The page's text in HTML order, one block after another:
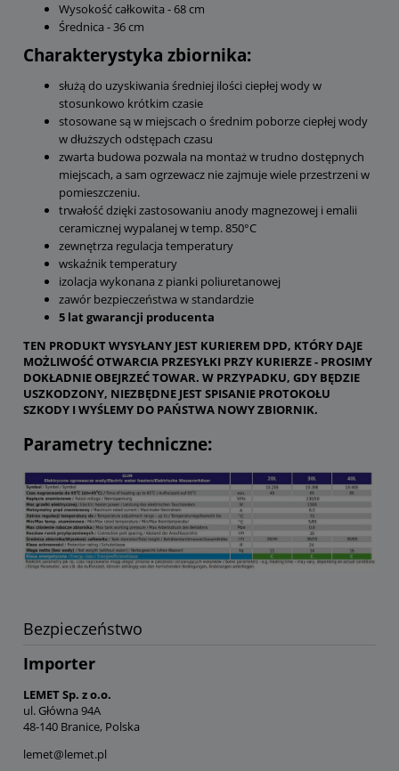
Wysokość całkowita - 68 cm
Średnica - 36 cm
Charakterystyka zbiornika:
służą do uzyskiwania średniej ilości ciepłej wody w
stosunkowo krótkim czasie
stosowane są w miejscach o średnim poborze ciepłej wody
w dłuższych odstępach czasu
zwarta budowa pozwala na montaż w trudno dostępnych
miejscach, a sam ogrzewacz nie zajmuje wiele przestrzeni w
pomieszczeniu.
trwałość dzięki zastosowaniu anody magnezowej i emalii
ceramicznej wypalanej w temp. 850°C
zewnętrza regulacja temperatury
wskaźnik temperatury
izolacja wykonana z pianki poliuretanowej
zawór bezpieczeństwa w standardzie
5 lat gwarancji producenta
TEN PRODUKT WYSYŁANY JEST KURIEREM DPD, KTÓRY DAJE
MOŻLIWOŚĆ OTWARCIA PRZESYŁKI PRZY KURIERZE - PROSIMY
DOKŁADNIE OBEJRZEĆ TOWAR. W PRZYPADKU, GDY BĘDZIE
USZKODZONY, NIEZBĘDNE JEST SPISANIE PROTOKOŁU
SZKODY I WYŚLEMY DO PAŃSTWA NOWY ZBIORNIK.
Parametry techniczne:
Bezpieczeństwo
Importer
LEMET Sp. z o.o.
ul. Główna 94A
48-140 Branice, Polska
lemet@lemet.pl